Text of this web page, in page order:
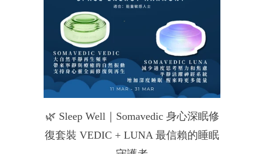
🌿 Sleep Well｜Somavedic 身心深眠修
復套裝 VEDIC + LUNA 最信賴的睡眠